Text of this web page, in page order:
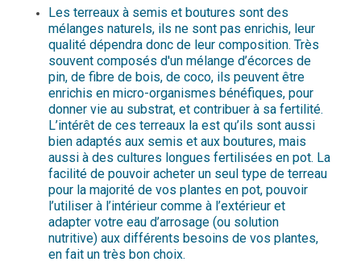
Les terreaux à semis et boutures sont des
mélanges naturels, ils ne sont pas enrichis, leur
qualité dépendra donc de leur composition. Très
souvent composés d'un mélange d’écorces de
pin, de fibre de bois, de coco, ils peuvent être
enrichis en micro-organismes bénéfiques, pour
donner vie au substrat, et contribuer à sa fertilité.
L’intérêt de ces terreaux la est qu’ils sont aussi
bien adaptés aux semis et aux boutures, mais
aussi à des cultures longues fertilisées en pot. La
facilité de pouvoir acheter un seul type de terreau
pour la majorité de vos plantes en pot, pouvoir
l’utiliser à l’intérieur comme à l’extérieur et
adapter votre eau d’arrosage (ou solution
nutritive) aux différents besoins de vos plantes,
en fait un très bon choix.